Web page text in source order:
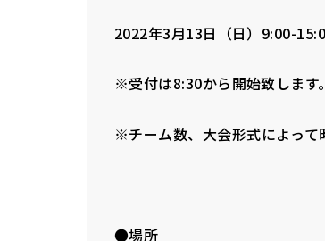
2022年3月13日（日）9:00-
※受付は8:30から開始致します。
※チーム数、大会形式によって
●場所